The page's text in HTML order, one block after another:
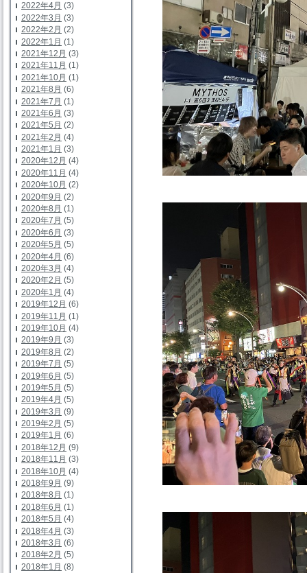
2022年4月 (3)
2022年3月 (3)
2022年2月 (2)
2022年1月 (1)
2021年12月 (3)
2021年11月 (1)
2021年10月 (1)
2021年8月 (6)
2021年7月 (1)
2021年6月 (3)
2021年5月 (2)
2021年2月 (4)
2021年1月 (3)
2020年12月 (4)
2020年11月 (4)
2020年10月 (2)
2020年9月 (2)
2020年8月 (1)
2020年7月 (5)
2020年6月 (3)
2020年5月 (5)
2020年4月 (6)
2020年3月 (4)
2020年2月 (5)
2020年1月 (4)
2019年12月 (6)
2019年11月 (1)
2019年10月 (4)
2019年9月 (3)
2019年8月 (2)
2019年7月 (5)
2019年6月 (5)
2019年5月 (5)
2019年4月 (5)
2019年3月 (9)
2019年2月 (5)
2019年1月 (6)
2018年12月 (9)
2018年11月 (3)
2018年10月 (4)
2018年9月 (9)
2018年8月 (1)
2018年6月 (1)
2018年5月 (4)
2018年4月 (3)
2018年3月 (6)
2018年2月 (5)
2018年1月 (8)